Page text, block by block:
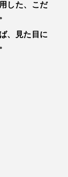
した、こだ
、見た目に